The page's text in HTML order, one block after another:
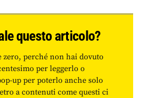
questo articolo?
zero, perché non hai dovuto
per leggerlo o
up per poterlo anche solo
a contenuti come questi ci